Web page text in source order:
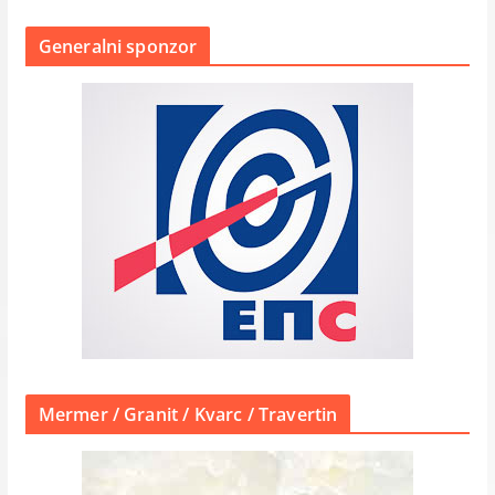
Generalni sponzor
Mermer / Granit / Kvarc / Travertin